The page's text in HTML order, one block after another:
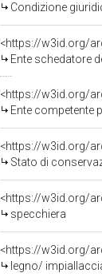
Condizione
<https://w3id.org/
Ente schedatore
<https://w3id.org/
Ente competente
<https://w3id.org/
Stato di
<https://w3id.org/
specchiera
<https://w3id.org/
legno/